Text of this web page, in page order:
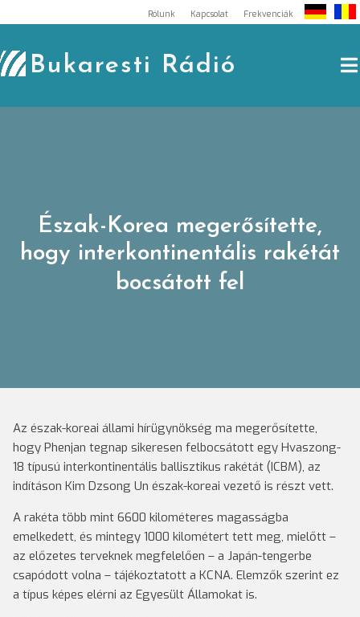
to
content
Rólunk Kapcsolat Frekvenciák
Bukaresti Rádió
Észak-Korea megerősítette,
hogy interkontinentális rakétát
bocsátott fel
Az észak-koreai állami hírügynökség ma megerősítette,
hogy Phenjan tegnap sikeresen felbocsátott egy Hvaszong-
18 típusú interkontinentális ballisztikus rakétát (ICBM), az
indításon Kim Dzsong Un észak-koreai vezető is részt vett.
A rakéta több mint 6600 kilométeres magasságba
emelkedett, és mintegy 1000 kilométert tett meg, mielőtt –
az előzetes terveknek megfelelően – a Japán-tengerbe
csapódott volna – tájékoztatott a KCNA. Elemzők szerint ez
a típus képes elérni az Egyesült Államokat is.